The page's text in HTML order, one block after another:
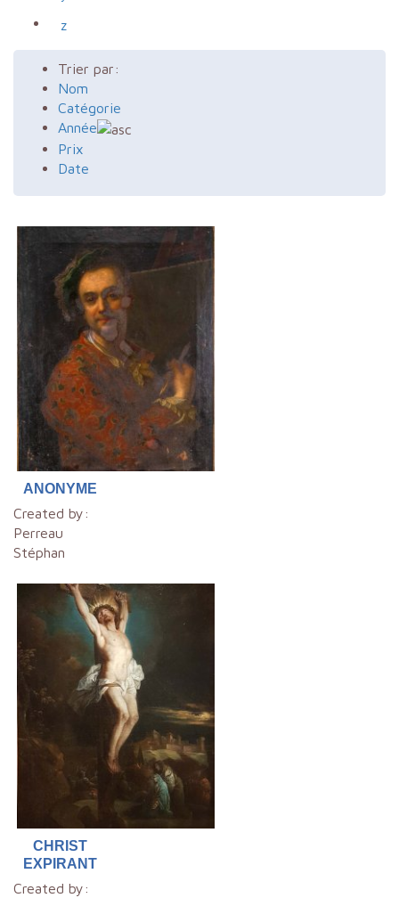
z
Trier par:
Nom
Catégorie
Année
Prix
Date
ANONYME
Created by:
Perreau
Stéphan
CHRIST
EXPIRANT
Created by: